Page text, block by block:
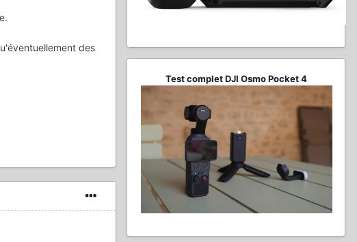
des
Test complet DJI Osmo Pocket 4